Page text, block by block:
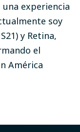
experiencia
soy
y Retina,
el
América